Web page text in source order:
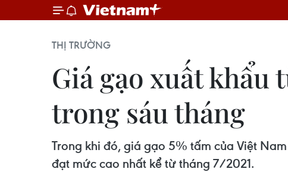
THỊ TRƯỜNG
Giá gạo xuất khẩu
trong sáu tháng
Trong khi đó, giá gạo 5% tấm của Việt
đạt mức cao nhất kể từ tháng 7/2021.